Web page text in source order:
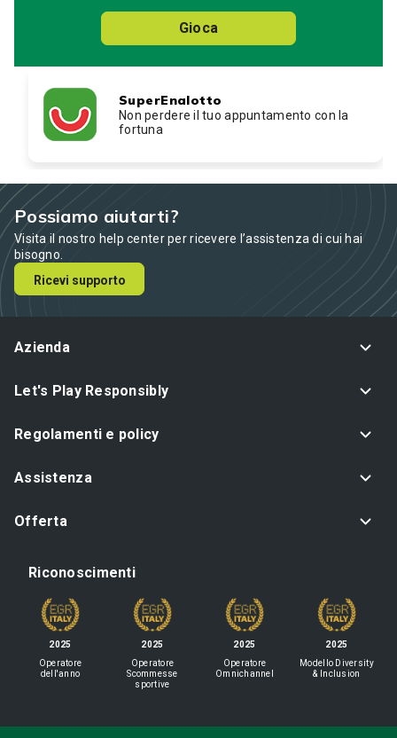
Gioca
SuperEnalotto
Non perdere il tuo appuntamento con la
fortuna
Possiamo aiutarti?
Visita il nostro help center per ricevere l’assistenza di cui hai
bisogno.
Ricevi supporto
Azienda
Let's Play Responsibly
Regolamenti e policy
Assistenza
Offerta
Riconoscimenti
2025
Operatore
dell'anno
2025
Operatore
Scommesse
sportive
2025
Operatore
Omnichannel
2025
Modello Diversity
& Inclusion